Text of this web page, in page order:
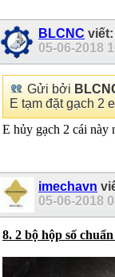
BLCNC viết:
05-06-2018
Gửi bởi
E tạm đặt gạch 2
E hủy gạch 2 cái này
imechavn
05-06-2018
8. 2 bộ hộp số